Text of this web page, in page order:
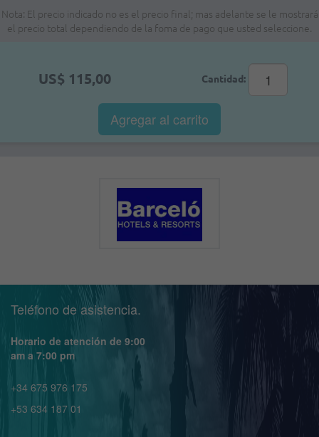
Nota: El precio indicado no es el precio final; mas adelante se le mostrará
el precio total dependiendo de la foma de pago que usted seleccione.
US$ 115,00 Cantidad:
Agregar al carrito
Teléfono de asistencia.
Horario de atención de 9:00
am a 7:00 pm
+34 675 976 175
+53 634 187 01